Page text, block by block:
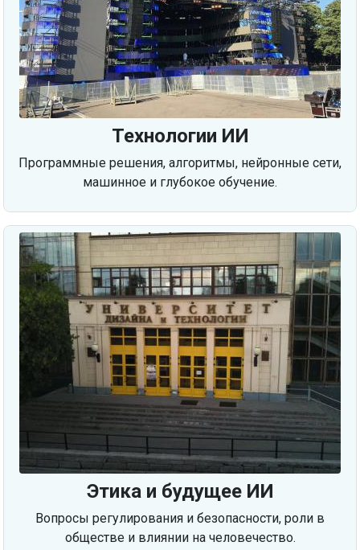
Технологии ИИ
Программные решения, алгоритмы, нейронные сети,
машинное и глубокое обучение.
Этика и будущее ИИ
Вопросы регулирования и безопасности, роли в
обществе и влиянии на человечество.